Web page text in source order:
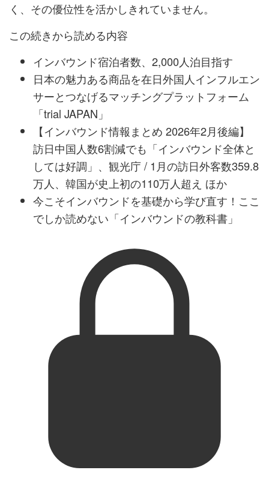
く、その優位性を活かしきれていません。
この続きから読める内容
インバウンド宿泊者数、2,000人泊目指す
日本の魅力ある商品を在日外国人インフルエン
サーとつなげるマッチングプラットフォーム
「trial JAPAN」
【インバウンド情報まとめ 2026年2月後編】
訪日中国人数6割減でも「インバウンド全体と
しては好調」、観光庁 / 1月の訪日外客数359.8
万人、韓国が史上初の110万人超え ほか
今こそインバウンドを基礎から学び直す！ここ
でしか読めない「インバウンドの教科書」